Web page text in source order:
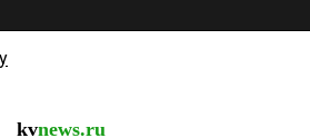
kvnews.ru